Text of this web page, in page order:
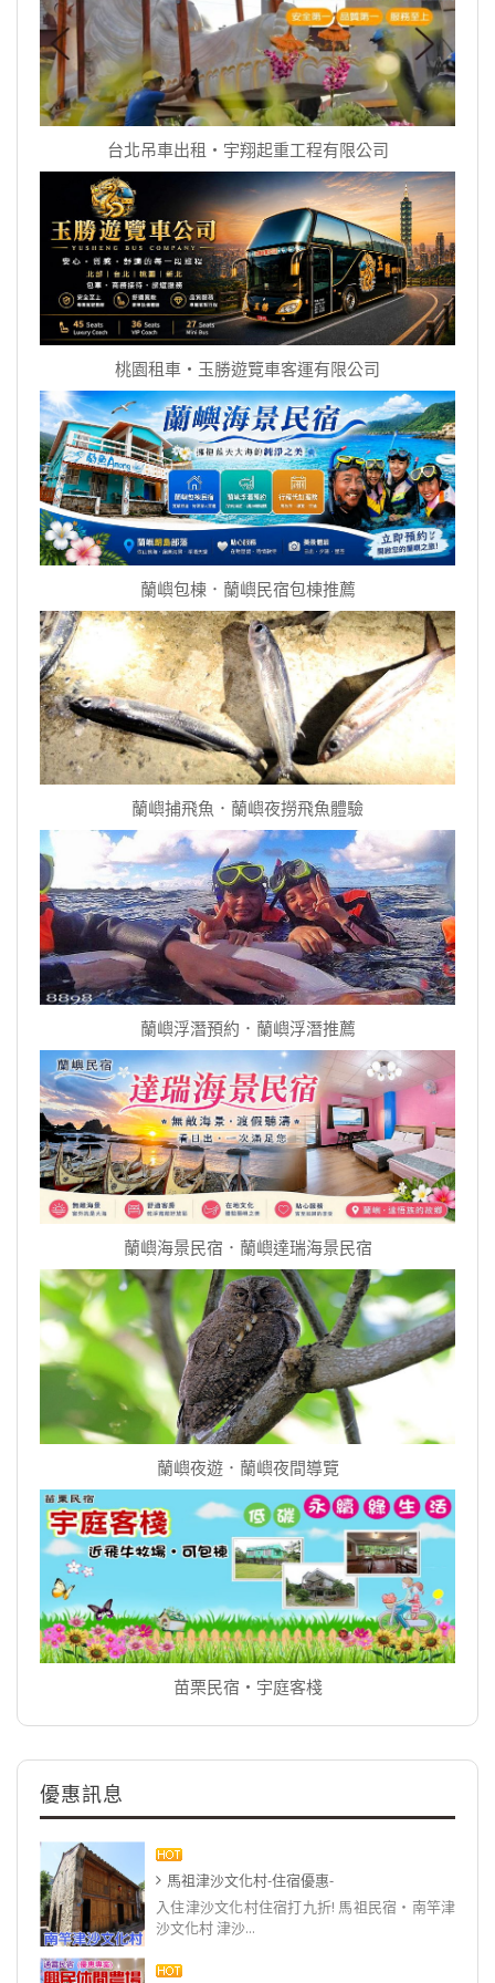
台北吊車出租‧宇翔起重工程有限公司
桃園租車‧玉勝遊覽車客運有限公司
蘭嶼包棟．蘭嶼民宿包棟推薦
蘭嶼捕飛魚．蘭嶼夜撈飛魚體驗
蘭嶼浮潛預約．蘭嶼浮潛推薦
蘭嶼海景民宿．蘭嶼達瑞海景民宿
蘭嶼夜遊．蘭嶼夜間導覽
苗栗民宿‧宇庭客棧
優惠訊息
馬祖津沙文化村-住宿優惠-
入住津沙文化村住宿打九折! 馬祖民宿‧南竿津
沙文化村 津沙...